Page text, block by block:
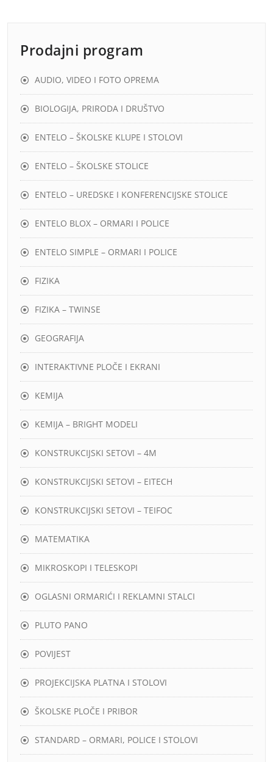
Prodajni program
AUDIO, VIDEO I FOTO OPREMA
BIOLOGIJA, PRIRODA I DRUŠTVO
ENTELO – ŠKOLSKE KLUPE I STOLOVI
ENTELO – ŠKOLSKE STOLICE
ENTELO – UREDSKE I KONFERENCIJSKE STOLICE
ENTELO BLOX – ORMARI I POLICE
ENTELO SIMPLE – ORMARI I POLICE
FIZIKA
FIZIKA – TWINSE
GEOGRAFIJA
INTERAKTIVNE PLOČE I EKRANI
KEMIJA
KEMIJA – BRIGHT MODELI
KONSTRUKCIJSKI SETOVI – 4M
KONSTRUKCIJSKI SETOVI – EITECH
KONSTRUKCIJSKI SETOVI – TEIFOC
MATEMATIKA
MIKROSKOPI I TELESKOPI
OGLASNI ORMARIĆI I REKLAMNI STALCI
PLUTO PANO
POVIJEST
PROJEKCIJSKA PLATNA I STOLOVI
ŠKOLSKE PLOČE I PRIBOR
STANDARD – ORMARI, POLICE I STOLOVI